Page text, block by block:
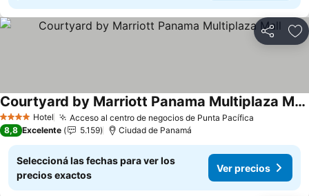
Compartir
4 EstrellasHotel Acceso al centro de negocios de Punta Pacífica
Courtyard by Marriott Panama Multiplaza Mall
Ver precios
8,8 Excelente 5.159 Ciudad de Panamá
Seleccioná las fechas para ver los
precios exactos
Ver precios